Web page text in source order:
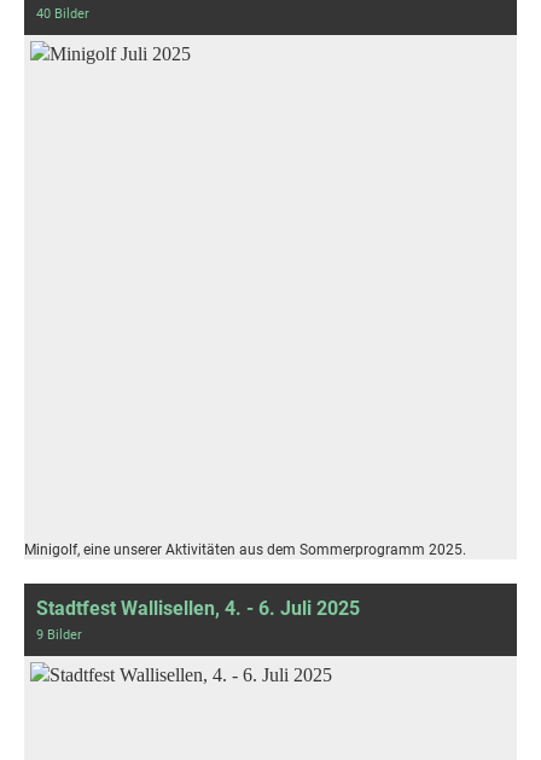
40 Bilder
Minigolf, eine unserer Aktivitäten aus dem Sommerprogramm 2025.
Stadtfest Wallisellen, 4. - 6. Juli 2025
9 Bilder